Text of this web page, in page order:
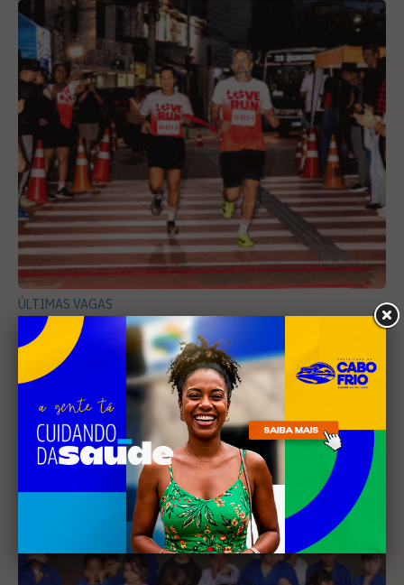
ÚLTIMAS VAGAS
Love Run entra na reta final de inscrições com
menos de 20 vagas disponíveis
Tradicional corrida de casais de Cabo Frio acontece
neste domingo (31). Inscrições terminam nesta
quarta-feira (27) e oferece inédito "kit solteiro"
como chance de namoro antes de 12 de junho
26 JAN2026 17H27